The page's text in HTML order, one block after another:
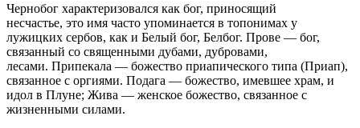
Чернобог характеризовался как бог, приносящий
несчастье, это имя часто упоминается в топонимах у
лужицких сербов, как и Белый бог, Белбог. Прове — бог,
связанный со священными дубами, дубровами,
лесами. Припекала — божество приапического типа (Приап),
связанное с оргиями. Подага — божество, имевшее храм, и
идол в Плуне; Жива — женское божество, связанное с
жизненными силами.